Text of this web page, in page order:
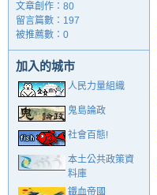
文章創作：80
留言篇數：197
被推薦數： 0
加入的城市
人民力量組織
鬼島論政
社會百態!
本土公共政策資
料庫
鐵血帝國